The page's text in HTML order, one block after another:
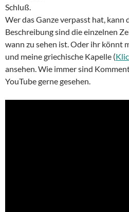
Schluß.
Wer das Ganze verpasst hat, kann
Beschreibung sind die einzelnen
wann zu sehen ist. Oder ihr könnt
und meine griechische Kapelle (
ansehen. Wie immer sind
YouTube gerne gesehen.